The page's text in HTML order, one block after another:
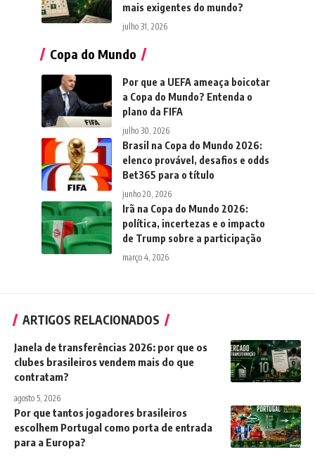
mais exigentes do mundo?
julho 31, 2026
Copa do Mundo
Por que a UEFA ameaça boicotar
a Copa do Mundo? Entenda o
plano da FIFA
julho 30, 2026
Brasil na Copa do Mundo 2026:
elenco provável, desafios e odds
Bet365 para o título
junho 20, 2026
Irã na Copa do Mundo 2026:
política, incertezas e o impacto
de Trump sobre a participação
março 4, 2026
ARTIGOS RELACIONADOS
Janela de transferências 2026: por que os
clubes brasileiros vendem mais do que
contratam?
agosto 5, 2026
Por que tantos jogadores brasileiros
escolhem Portugal como porta de entrada
para a Europa?